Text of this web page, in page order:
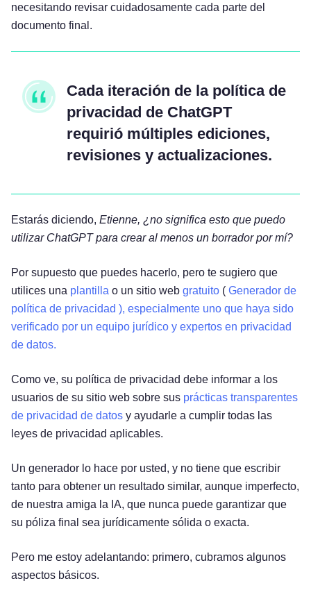
necesitando revisar cuidadosamente cada parte del
documento final.
Cada iteración de la política de
privacidad de ChatGPT
requirió múltiples ediciones,
revisiones y actualizaciones.
Estarás diciendo, Etienne, ¿no significa esto que puedo
utilizar ChatGPT para crear al menos un borrador por mí?
Por supuesto que puedes hacerlo, pero te sugiero que
utilices una plantilla o un sitio web gratuito ( Generador de
política de privacidad ), especialmente uno que haya sido
verificado por un equipo jurídico y expertos en privacidad
de datos.
Como ve, su política de privacidad debe informar a los
usuarios de su sitio web sobre sus prácticas transparentes
de privacidad de datos y ayudarle a cumplir todas las
leyes de privacidad aplicables.
Un generador lo hace por usted, y no tiene que escribir
tanto para obtener un resultado similar, aunque imperfecto,
de nuestra amiga la IA, que nunca puede garantizar que
su póliza final sea jurídicamente sólida o exacta.
Pero me estoy adelantando: primero, cubramos algunos
aspectos básicos.